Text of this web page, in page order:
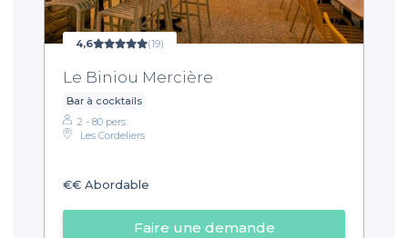
4,6 (19)
Le Biniou Mercière
Bar à cocktails
2 - 80 pers.
Les Cordeliers
€€ Abordable
Faire une demande